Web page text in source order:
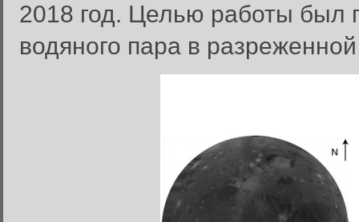
2018 год. Целью работы был
водяного пара в